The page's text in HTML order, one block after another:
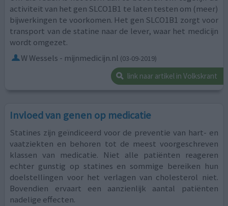
activiteit van het gen SLCO1B1 te laten testen om (meer)
bijwerkingen te voorkomen. Het gen SLCO1B1 zorgt voor
transport van de statine naar de lever, waar het medicijn
wordt omgezet.
W Wessels - mijnmedicijn.nl (03-09-2019)
link naar artikel in Volkskrant
Invloed van genen op medicatie
Statines zijn geïndiceerd voor de preventie van hart- en
vaatziekten en behoren tot de meest voorgeschreven
klassen van medicatie. Niet alle patiënten reageren
echter gunstig op statines en sommige bereiken hun
doelstellingen voor het verlagen van cholesterol niet.
Bovendien ervaart een aanzienlijk aantal patiënten
nadelige effecten.